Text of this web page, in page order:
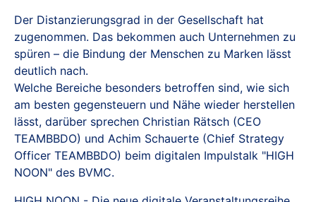
Der Distanzierungsgrad in der Gesellschaft hat
zugenommen. Das bekommen auch Unternehmen zu
spüren – die Bindung der Menschen zu Marken lässt
deutlich nach.
Welche Bereiche besonders betroffen sind, wie sich
am besten gegensteuern und Nähe wieder herstellen
lässt, darüber sprechen Christian Rätsch (CEO
TEAMBBDO) und Achim Schauerte (Chief Strategy
Officer TEAMBBDO) beim digitalen Impulstalk "HIGH
NOON" des BVMC.